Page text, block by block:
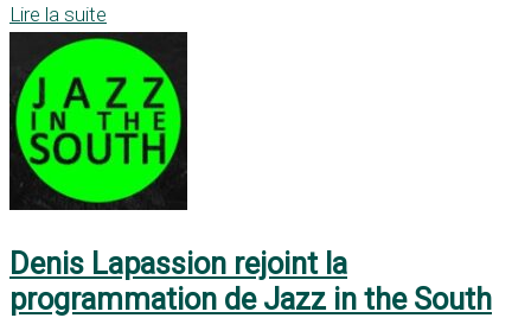
Lire la suite
Denis Lapassion rejoint la
programmation de Jazz in the South